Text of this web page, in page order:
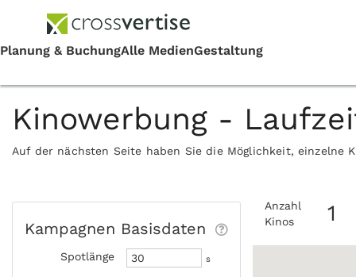
Kinowerbung -
Auf der nächsten Seite haben Sie die Möglichkeit, einzelne
Kampagnen Basisdaten
Spotlänge s
Anzahl
Kinos
1